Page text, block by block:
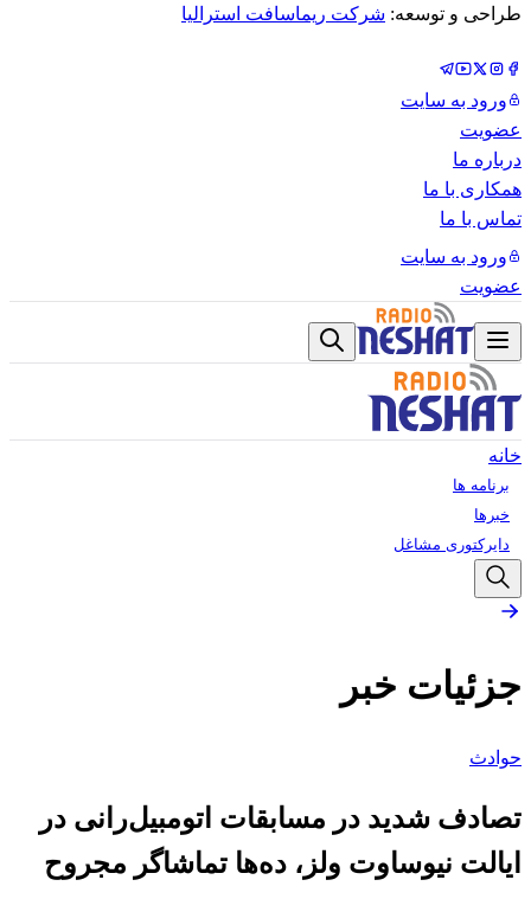
طراحی و توسعه: شرکت ریماسافت استرالیا
ورود به سایت
عضویت
درباره ما
همکاری با ما
تماس با ما
ورود به سایت
عضویت
خانه
برنامه ها
خبرها
دایرکتوری مشاغل
جزئیات خبر
حوادث
تصادف شدید در مسابقات اتومبیل‌رانی در
ایالت نیوساوت ولز، ده‌ها تماشاگر مجروح